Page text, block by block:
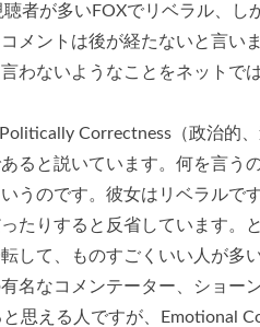
者が多いFOXでリベラル、し
メントは後が経たないと言い
わないようなことをネットで
Correctness（政治的
ると説いています。何を言う
うのです。彼女はリベラルで
たりすると反省しています。
して、ものすごくいい人が多
名なコメンテーター、ショー
思える人ですが、Emotional